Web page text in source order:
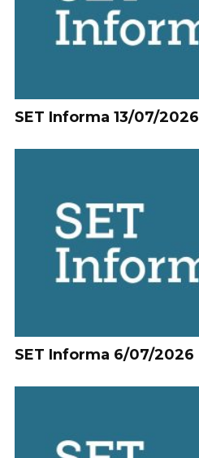
SET Informa 13/07/2026
SET Informa 6/07/2026